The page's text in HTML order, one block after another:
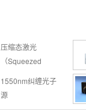
压缩态激光
（Squeezed
1550nm纠缠光子
源